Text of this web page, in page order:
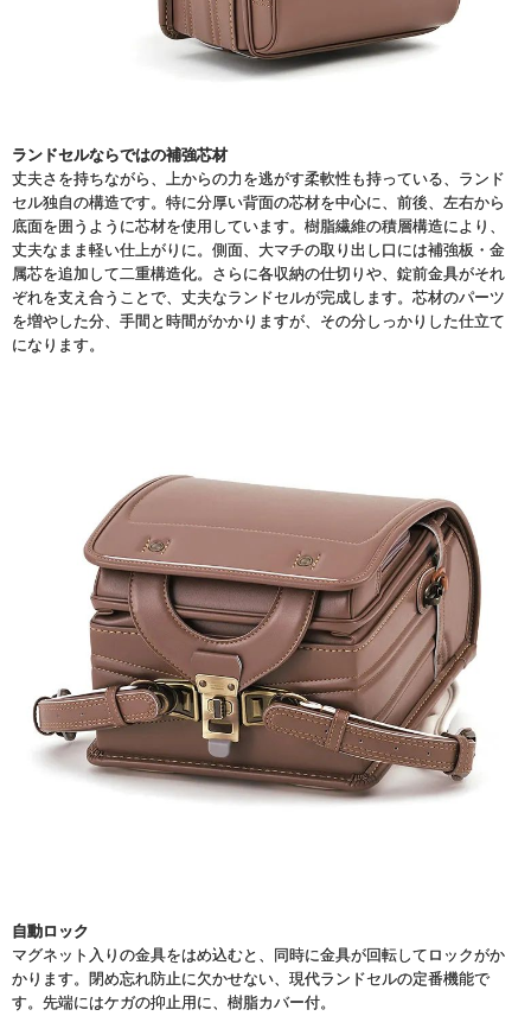
ランドセルならではの補強芯材
丈夫さを持ちながら、上からの力を逃がす柔軟性も持っている、ランド
セル独自の構造です。特に分厚い背面の芯材を中心に、前後、左右から
底面を囲うように芯材を使用しています。樹脂繊維の積層構造により、
丈夫なまま軽い仕上がりに。側面、大マチの取り出し口には補強板・金
属芯を追加して二重構造化。さらに各収納の仕切りや、錠前金具がそれ
ぞれを支え合うことで、丈夫なランドセルが完成します。芯材のパーツ
を増やした分、手間と時間がかかりますが、その分しっかりした仕立て
になります。
自動ロック
マグネット入りの金具をはめ込むと、同時に金具が回転してロックがか
かります。閉め忘れ防止に欠かせない、現代ランドセルの定番機能で
す。先端にはケガの抑止用に、樹脂カバー付。